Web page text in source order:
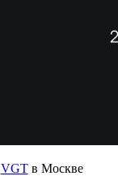
VGTв Москве